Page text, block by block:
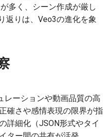
2026-05-12
2026-05-08
2026-05-07
2025-10-27
2025-10-23
2025-10-22
2026-05-12
2026-05-08
2026-05-07
2025-10-27
2025-10-23
2025-10-22
2026-05-09
2026-05-05
2026-05-04
2025-10-27
2025-10-23
2025-10-22
多く、シーン作成が厳し
返りは、Veo3の進化を象
レーションや動画品質の高
確さや感情表現の限界が指
詳細化（JSON形式やタイ